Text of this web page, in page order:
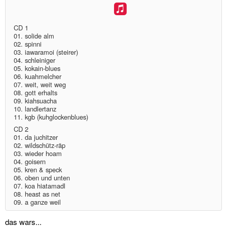
liedtexte
film
HvG
kulturpreis
flüchtig
biografie
huberts
schreibtisch
ETC.
vermischtes
CD 1
01. solide alm
02. spinni
03. iawaramoi (steirer)
04. schleiniger
05. kokain-blues
06. kuahmelcher
07. weit, weit weg
08. gott erhalts
09. kiahsuacha
10. landlertanz
11. kgb (kuhglockenblues)
CD 2
01. da juchitzer
02. wildschütz-räp
03. wieder hoam
04. goisern
05. kren & speck
06. oben und unten
07. koa hiatamadl
08. heast as net
09. a ganze weil
das wars...